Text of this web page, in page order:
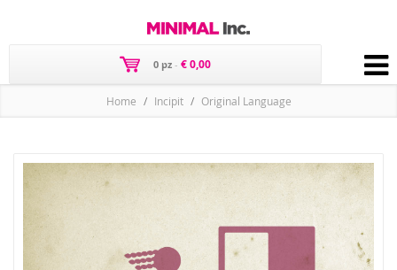
0 pz - € 0,00
Home Incipit Original Language